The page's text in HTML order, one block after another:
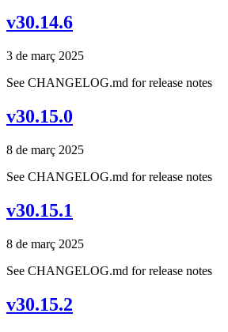
v30.14.6
3 de març 2025
See CHANGELOG.md for release notes
v30.15.0
8 de març 2025
See CHANGELOG.md for release notes
v30.15.1
8 de març 2025
See CHANGELOG.md for release notes
v30.15.2